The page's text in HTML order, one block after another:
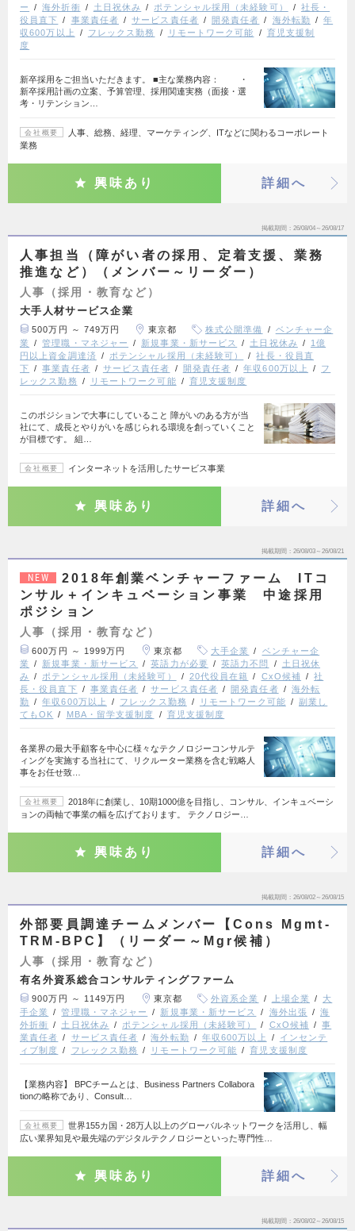
ー
海外折衝 土日祝休み ポテンシャル採用（未経験可）
社長・
役員直下
事業責任者 サービス責任者 開発責任者 海外転勤
年
収600万以上
フレックス勤務 リモートワーク可能
育児支援制
度
新卒採用をご担当いただきます。 ■主な業務内容： ・
新卒採用計画の立案、予算管理、採用関連実務（面接・選
考・リテンション…
会社概要
人事、総務、経理、マーケティング、ITなどに関わるコーポレート
業務
興味あり 詳細へ
掲載期間 26/08/04～26/08/17
人事担当（障がい者の採用、定着支援、業務
推進など）（メンバー～リーダー）
人事（採用・教育など）
大手人材サービス企業
500万円 ～ 749万円 東京都 株式公開準備
ベンチャー企
業
管理職・マネジャー 新規事業・新サービス 土日祝休み
1億
円以上資金調達済
ポテンシャル採用（未経験可）
社長・役員直
下
事業責任者 サービス責任者 開発責任者 年収600万以上
フ
レックス勤務
リモートワーク可能 育児支援制度
このポジションで大事にしていること 障がいのある方が当
社にて、成長とやりがいを感じられる環境を創っていくこと
が目標です。 組…
会社概要 インターネットを活用したサービス事業
興味あり 詳細へ
掲載期間 26/08/03～26/08/21
NEW
2018年創業ベンチャーファーム ITコ
ンサル＋インキュベーション事業 中途採用
ポジション
人事（採用・教育など）
600万円 ～ 1999万円 東京都 大手企業
ベンチャー企
業
新規事業・新サービス 英語力が必要 英語力不問
土日祝休
み
ポテンシャル採用（未経験可） 20代役員在籍 CxO候補
社
長・役員直下
事業責任者 サービス責任者 開発責任者
海外転
勤
年収600万以上 フレックス勤務 リモートワーク可能
副業し
てもOK
MBA・留学支援制度 育児支援制度
各業界の最大手顧客を中心に様々なテクノロジーコンサルテ
ィングを実施する当社にて、リクルーター業務を含む戦略人
事をお任せ致…
会社概要
2018年に創業し、10期1000億を目指し、コンサル、インキュベーシ
ョンの両軸で事業の幅を広げております。 テクノロジー…
興味あり 詳細へ
掲載期間 26/08/02～26/08/15
外部要員調達チームメンバー【Cons Mgmt-
TRM-BPC】（リーダー～Mgr候補）
人事（採用・教育など）
有名外資系総合コンサルティングファーム
900万円 ～ 1149万円 東京都 外資系企業 上場企業
大
手企業
管理職・マネジャー 新規事業・新サービス 海外出張
海
外折衝
土日祝休み ポテンシャル採用（未経験可） CxO候補
事
業責任者
サービス責任者 海外転勤 年収600万以上
インセンテ
ィブ制度
フレックス勤務 リモートワーク可能 育児支援制度
【業務内容】 BPCチームとは、Business Partners Collabora
tionの略称であり、Consult…
会社概要
世界155カ国・28万人以上のグローバルネットワークを活用し、幅
広い業界知見や最先端のデジタルテクノロジーといった専門性…
興味あり 詳細へ
掲載期間 26/08/02～26/08/15